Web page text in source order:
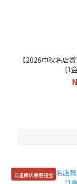
【2026中秋名店
(1
五星飯店嚴選禮盒